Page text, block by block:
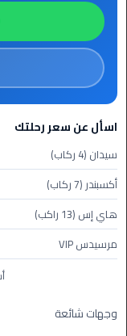
ليموزين
6
اكتوبر
الخط
الساخن
ليموزين
العاصمة
ليموزين
الخط
الساخن
مصر
اسأل عن سعر رحلتك
سيدان (4 ركاب)
أكسبندر (7 ركاب)
هاي إس (13 راكب)
مرسيدس VIP
وجهات شائعة